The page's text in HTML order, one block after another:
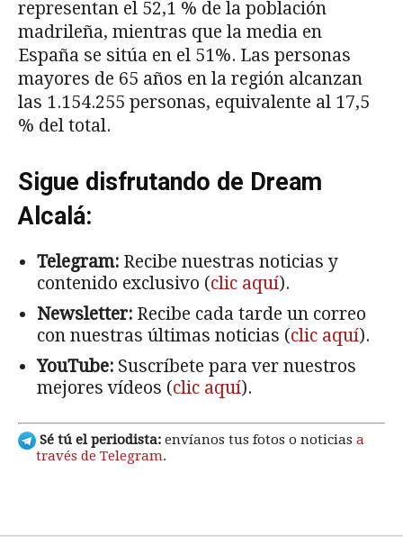
representan el 52,1 % de la población
madrileña, mientras que la media en
España se sitúa en el 51%. Las personas
mayores de 65 años en la región alcanzan
las 1.154.255 personas, equivalente al 17,5
% del total.
Sigue disfrutando de Dream
Alcalá:
Telegram: Recibe nuestras noticias y
contenido exclusivo (clic aquí).
Newsletter: Recibe cada tarde un correo
con nuestras últimas noticias (clic aquí).
YouTube: Suscríbete para ver nuestros
mejores vídeos (clic aquí).
Sé tú el periodista: envíanos tus fotos o noticias a
través de Telegram.